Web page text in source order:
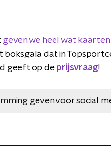
geven we heel wat kaarten
boksgala dat in
geeft op de prijsvraag!
gevenvoor social